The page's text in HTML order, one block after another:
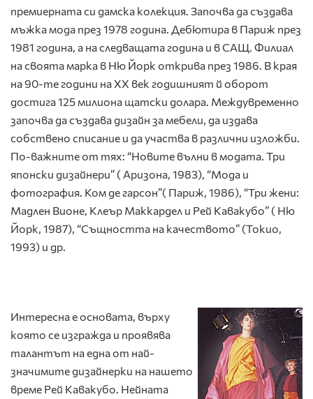
премиерната си дамска колекция. Започва да създава
мъжка мода през 1978 година. Дебютира в Париж през
1981 година, а на следващата година и в САЩ. Филиал
на своята марка в Ню Йорк открива през 1986. В края
на 90-те години на ХХ век годишният й оборот
достига 125 милиона щатски долара. Междувременно
започва да създава дизайн за мебели, да издава
собствено списание и да участва в различни изложби.
По-важните от тях: “Новите вълни в модата. Три
японски дизайнери” ( Аризона, 1983), “Мода и
фотография. Ком де гарсон”( Париж, 1986), “Три жени:
Мадлен Вионе, Клеър Маккардел и Рей Кавакубо” ( Ню
Йорк, 1987), “Същността на качеството” (Токио,
1993) и др.
Интересна е основата, върху
която се изгражда и проявява
талантът на една от най-
значимите дизайнерки на нашето
време Рей Кавакубо. Нейната